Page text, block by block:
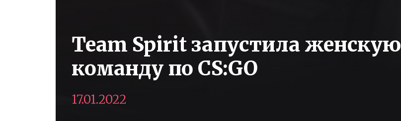
Team Spirit запустила женскую
команду по CS:GO
17.01.2022